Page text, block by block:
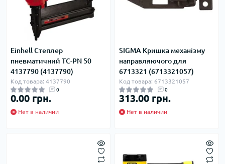
Einhell Степлер
пневматичний TC-PN 50
4137790 (4137790)
Код товара: 4137790
0
0.00 грн.
Нет в наличии
SIGMA Кришка механізму
направляючого для
6713321 (6713321057)
Код товара: 6713321057
0
313.00 грн.
Нет в наличии